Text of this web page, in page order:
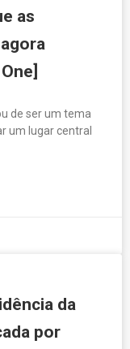
as
de ser um tema
um lugar central
da
por